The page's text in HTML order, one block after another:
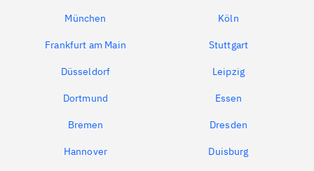
München Köln
Frankfurt am Main Stuttgart
Düsseldorf Leipzig
Dortmund Essen
Bremen Dresden
Hannover Duisburg